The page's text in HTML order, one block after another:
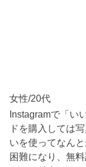
女性/20代
Instagramで「い
ドを購入しては
いを使ってなん
困難になり、無